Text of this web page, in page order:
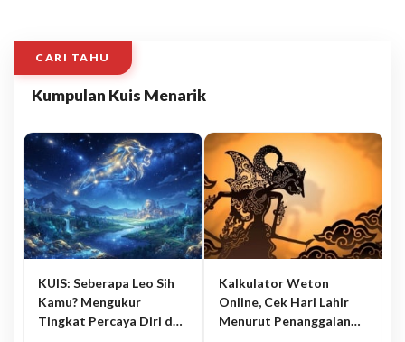
CARI TAHU
Kumpulan Kuis Menarik
KUIS: Seberapa Leo Sih
Kamu? Mengukur
Tingkat Percaya Diri dan
Kalkulator Weton
Online, Cek Hari Lahir
Menurut Penanggalan